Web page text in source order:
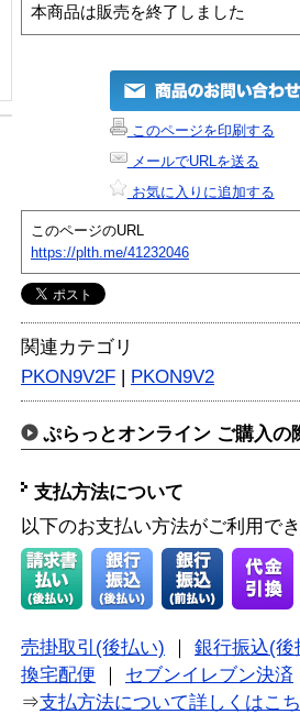
本商品は販売を終了しました
このページを印刷する
メールでURLを送る
お気に入りに追加する
このページのURL
https://plth.me/41232046
関連カテゴリ
PKON9V2F | PKON9V2
ぷらっとオンライン ご購入の
支払方法について
以下のお支払い方法がご利用で
売掛取引(後払い) ｜ 銀行振込(後
換宅配便 ｜ セブンイレブン決済
⇒支払方法について詳しくはこ